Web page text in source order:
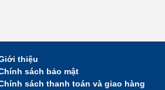
thiệu
sách bảo mật
sách thanh toán và giao hàng